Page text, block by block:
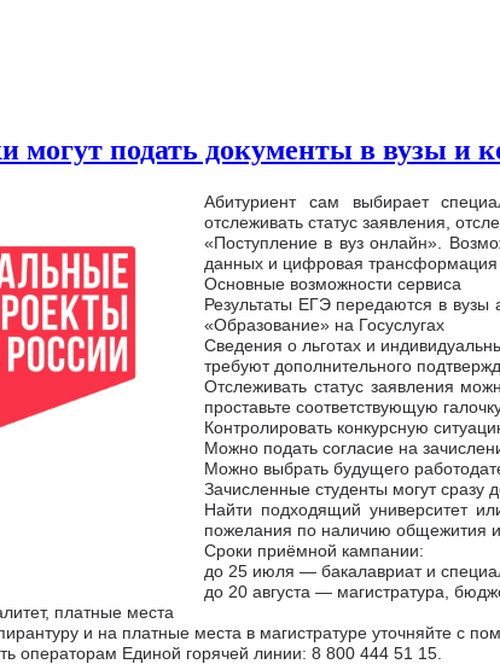
могут подать документы в вузы и
Абитуриент сам выбирает
отслеживать статус заявления,
«Поступление в вуз онлайн».
данных и цифровая трансформация
Основные возможности сервиса
Результаты ЕГЭ передаются в вузы
«Образование» на Госуслугах
Сведения о льготах и
требуют дополнительного
Отслеживать статус заявления
проставьте соответствующую
Контролировать конкурсную
Можно подать согласие на
Можно выбрать будущего
Зачисленные студенты могут сразу
Найти подходящий университет
пожелания по наличию общежития и
Сроки приёмной кампании:
до 25 июля — бакалавриат и
до 20 августа — магистратура,
платные места
и на платные места в магистратуре уточняйте с
операторам Единой горячей линии: 8 800 444 51 15.